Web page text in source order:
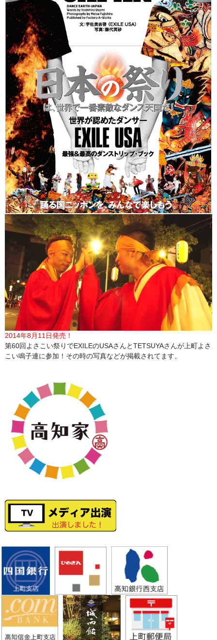
2014年8月11日発売！
第60回よさこい祭りでEXILEのUSAさんとTETSUYAさんが上町よさ
こい鳴子連に参加！その時の写真などが掲載されてます。